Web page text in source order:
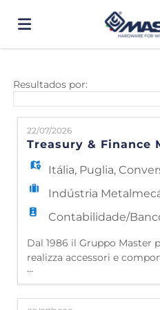
inicial
Ofertas
de
emprego
Regista-
te
Iniciar
sessão
Língua
Resultados por:
22/07/2026
Treasury & Finance
Itália, Puglia,
Indústria
Contabilidade/
Dal 1986 il Gruppo Master
realizza accessori e
serramenti in alluminio, con
fatto di ricerca,
cultura dell'alluminio e
...